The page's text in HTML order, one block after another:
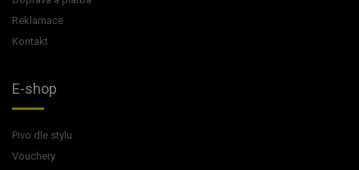
Reklamace
Kontakt
E-shop
Pivo dle stylu
Vouchery